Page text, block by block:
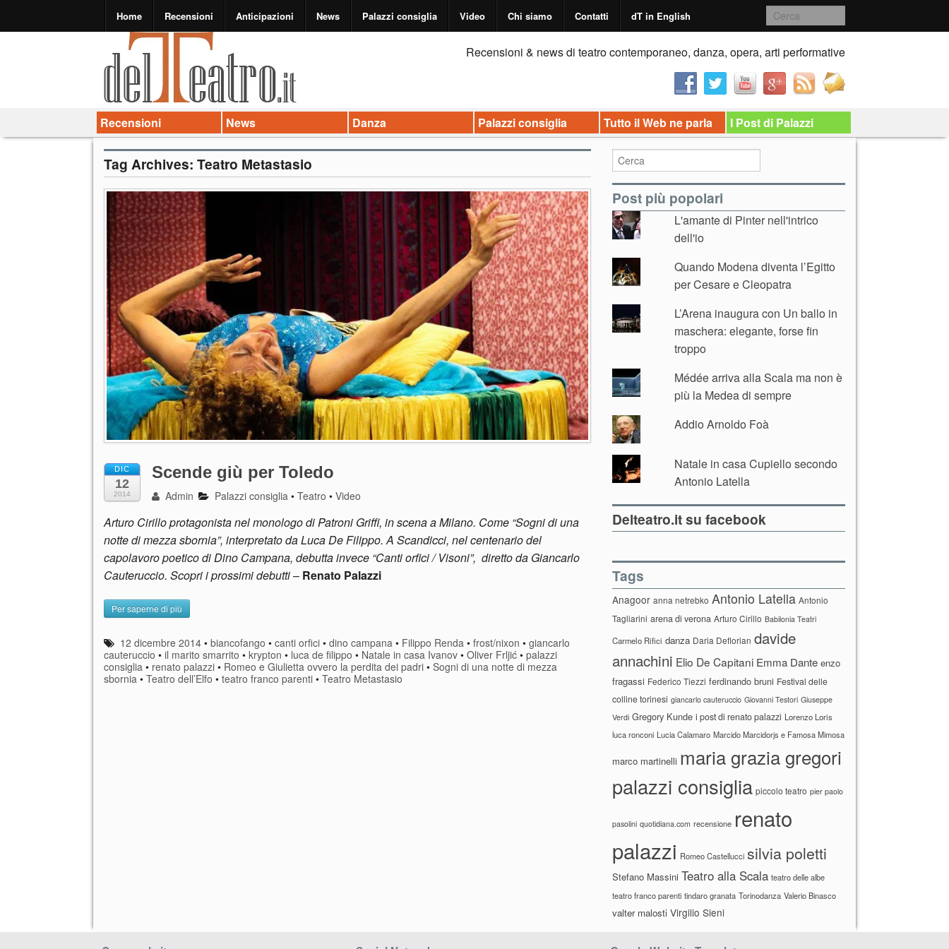
Home Recensioni Anticipazioni News Palazzi consiglia Video Chi siamo Contatti dT in English
Recensioni & news di teatro contemporaneo, danza, opera, arti performative
Recensioni News Danza Palazzi consiglia Tutto il Web ne parla I Post di Palazzi
Tag Archives: Teatro Metastasio
DIC
12
2014
Scende giù per Toledo
Admin Palazzi consiglia •Teatro •Video
Arturo Cirillo protagonista nel monologo di Patroni Griffi, in scena a Milano. Come “Sogni di una
notte di mezza sbornia”, interpretato da Luca De Filippo. A Scandicci, nel centenario del
capolavoro poetico di Dino Campana, debutta invece “Canti orfici / Visoni”, diretto da Giancarlo
Cauteruccio. Scopri i prossimi debutti– Renato Palazzi
Per saperne di più
12 dicembre 2014 •biancofango •canti orfici •dino campana • Filippo Renda •frost/nixon •giancarlo
cauteruccio • il marito smarrito • krypton • luca de filippo • Natale in casa Ivanov • Oliver Frljić • palazzi
consiglia • renato palazzi • Romeo e Giulietta ovvero la perdita dei padri • Sogni di una notte di mezza
sbornia • Teatro dell’Elfo • teatro franco parenti • Teatro Metastasio
Post più popolari
L'amante di Pinter nell'intrico
dell'io
Quando Modena diventa l’Egitto
per Cesare e Cleopatra
L’Arena inaugura con Un ballo in
maschera: elegante, forse fin
troppo
Médée arriva alla Scala ma non è
più la Medea di sempre
Addio Arnoldo Foà
Natale in casa Cupiello secondo
Antonio Latella
Delteatro.it su facebook
Tags
Anagoor anna netrebko Antonio Latella Antonio
Tagliarini arena di verona Arturo Cirillo Babilonia Teatri
Carmelo Rifici danza Daria Deflorian davide
annachini Elio De Capitani Emma Dante enzo
fragassi Federico Tiezzi ferdinando bruni Festival delle
colline torinesi giancarlo cauteruccio Giovanni Testori Giuseppe
Verdi Gregory Kunde i post di renato palazzi Lorenzo Loris
luca ronconi Lucia Calamaro Marcido Marcidorjs e Famosa Mimosa
marco martinelli maria grazia gregori
palazzi consiglia piccolo teatro pier paolo
pasolini quotidiana.com recensione renato
palazzi Romeo Castellucci silvia poletti
Stefano Massini Teatro alla Scala teatro delle albe
teatro franco parenti tindaro granata Torinodanza Valerio Binasco
valter malosti Virgilio Sieni